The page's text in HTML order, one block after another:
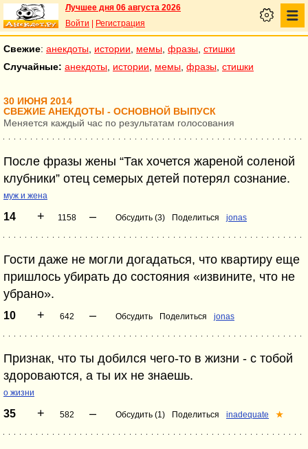
Лучшее дня 06 августа 2026
Войти
Регистрация
Свежие: анекдоты истории мемы фразы стишки
Случайные: анекдоты истории мемы фразы стишки
30 ИЮНЯ 2014
СВЕЖИЕ АНЕКДОТЫ - ОСНОВНОЙ ВЫПУСК
Меняется каждый час по результатам голосования
После фразы жены “Так хочется жареной соленой
клубники” отец семерых детей потерял сознание.
муж и жена
14 + 1158 – Обсудить (3) Поделиться jonas
Гости даже не могли догадаться, что квартиру еще
пришлось убирать до состояния «извините, что не
убрано».
10 + 642 – Обсудить Поделиться jonas
Признак, что ты добился чего-то в жизни - с тобой
здороваются, а ты их не знаешь.
о жизни
35 + 582 – Обсудить (1) Поделиться inadequate ★